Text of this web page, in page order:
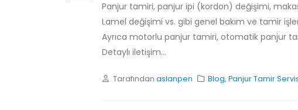
Panjur tamiri, panjur ipi (kordon) değişimi,
Lamel değişimi vs. gibi genel bakım ve tamir
Ayrıca motorlu panjur tamiri, otomatik panjur
Detaylı iletişim...
Tarafından aslanpen Blog,Panjur Tamir